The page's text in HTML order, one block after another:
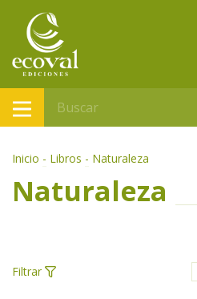
Inicio - Libros - Naturaleza
Naturaleza
Filtrar